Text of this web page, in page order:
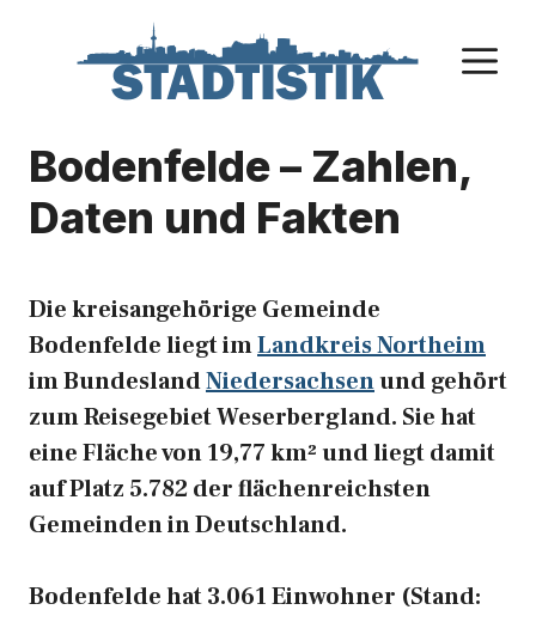
Bodenfelde – Zahlen,
Daten und Fakten
Die kreisangehörige Gemeinde
Bodenfelde liegt imLandkreis Northeim
im BundeslandNiedersachsenund gehört
zum Reisegebiet Weserbergland. Sie hat
eine Fläche von 19,77 km² und liegt damit
auf Platz 5.782 der flächenreichsten
Gemeinden in Deutschland.
Bodenfelde hat 3.061 Einwohner (Stand: